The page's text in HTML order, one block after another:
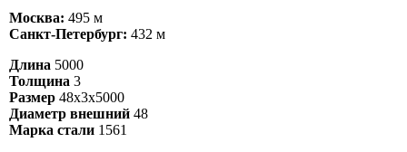
Москва: 495 м
Санкт-Петербург: 432 м
Длина 5000
Толщина 3
Размер 48х3х5000
Диаметр внешний 48
Марка стали 1561